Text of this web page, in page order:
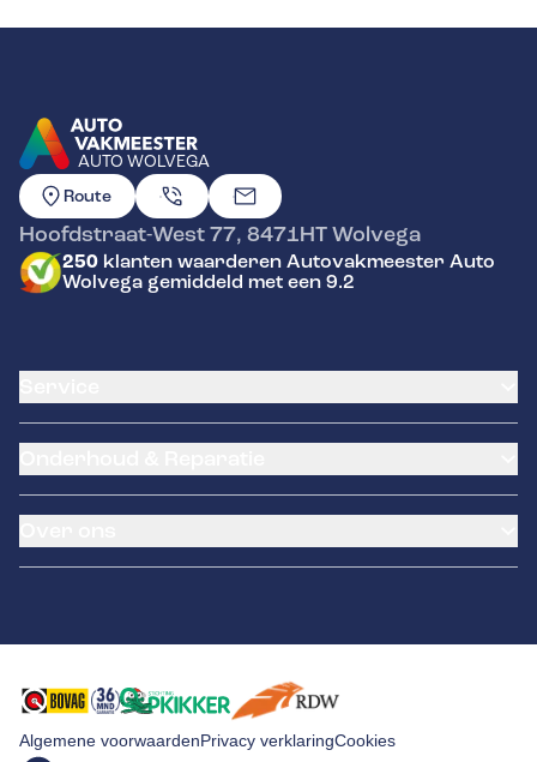
AUTO WOLVEGA
GA NAAR DE HOMEPAGINA
Route
Hoofdstraat-West 77, 8471HTWolvega
250 klanten waarderen Autovakmeester Auto
Wolvega gemiddeld met een 9.2
Banden service
Pechhulp
Schade en reparatie
Algemene voorwaardenPrivacy verklaringCookies